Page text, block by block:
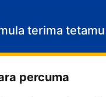
terima
percuma